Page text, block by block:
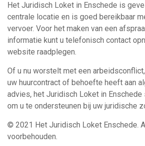
Het Juridisch Loket in Enschede is
centrale locatie en is goed bereikbaar
vervoer. Voor het maken van een
informatie kunt u telefonisch contact
website raadplegen.
Of u nu worstelt met een
uw huurcontract of behoefte heeft aan
advies, het Juridisch Loket in Enschede
om u te ondersteunen bij uw juridische
© 2021 Het Juridisch Loket Enschede.
voorbehouden.